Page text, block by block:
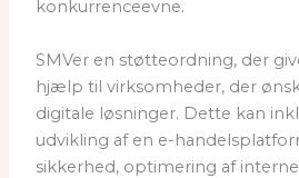
konkurrenceevne.
SMVer en støtteordning, der
hjælp til virksomheder, der
digitale løsninger. Dette kan
udvikling af en e-
sikkerhed, optimering af